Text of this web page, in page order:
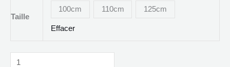
Taille
100cm 110cm 125cm
Effacer